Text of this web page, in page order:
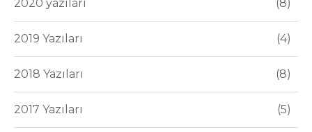
2020 yazıları 8
2019 Yazıları 4
2018 Yazıları 8
2017 Yazıları 5